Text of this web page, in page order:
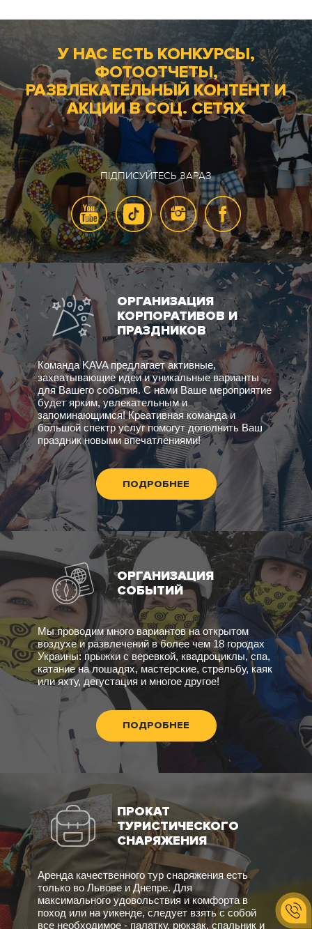
У НАС ЕСТЬ КОНКУРСЫ,
ФОТООТЧЕТЫ,
РАЗВЛЕКАТЕЛЬНЫЙ КОНТЕНТ И
АКЦИИ В СОЦ. СЕТЯХ
ПІДПИСУЙТЕСЬ ЗАРАЗ
ОРГАНИЗАЦИЯ
КОРПОРАТИВОВ И
ПРАЗДНИКОВ
Команда KAVA предлагает активные,
захватывающие идеи и уникальные варианты
для Вашего события. С нами Ваше мероприятие
будет ярким, увлекательным и
запоминающимся! Креативная команда и
большой спектр услуг помогут дополнить Ваш
праздник новыми впечатлениями!
ПОДРОБНЕЕ
ОРГАНИЗАЦИЯ
СОБЫТИЙ
Мы проводим много вариантов на открытом
воздухе и развлечений в более чем 18 городах
Украины: прыжки с веревкой, квадроциклы, спа,
катание на лошадях, мастерские, стрельбу, каяк
или яхту, дегустация и многое другое!
ПОДРОБНЕЕ
ПРОКАТ
ТУРИСТИЧЕСКОГО
СНАРЯЖЕНИЯ
Аренда качественного тур снаряжения есть
только во Львове и Днепре. Для
максимального удовольствия и комфорта в
поход или на уикенде, следует взять с собой
все необходимое - палатку, рюкзак, спальник и